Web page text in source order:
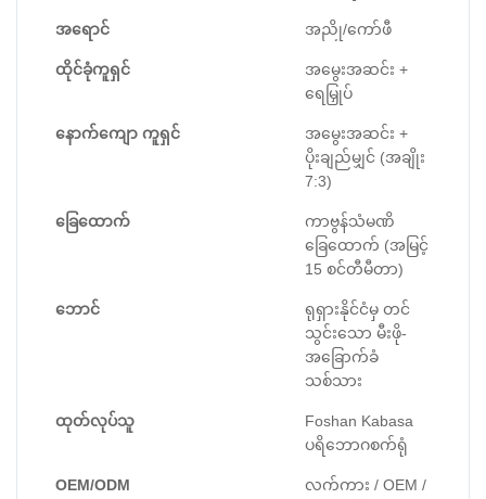
အရောင် အညို/ကော်ဖီ
ထိုင်ခုံကူရှင်
အမွေးအဆင်း +
ရေမြှုပ်
နောက်ကျော ကူရှင်
အမွေးအဆင်း +
ပိုးချည်မျှင် (အချိုး
7:3)
ခြေထောက်
ကာဗွန်သံမဏိ
ခြေထောက် (အမြင့်
15 စင်တီမီတာ)
ဘောင်
ရုရှားနိုင်ငံမှ တင်
သွင်းသော မီးဖို-
အခြောက်ခံ
သစ်သား
ထုတ်လုပ်သူ
Foshan Kabasa
ပရိဘောဂစက်ရုံ
OEM/ODM
လက်ကား / OEM /